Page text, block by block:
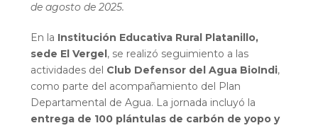
de agosto de 2025.
En la Institución Educativa Rural Platanillo,
sede El Vergel, se realizó seguimiento a las
actividades del Club Defensor del Agua BioIndi,
como parte del acompañamiento del Plan
Departamental de Agua. La jornada incluyó la
entrega de 100 plántulas de carbón de yopo y